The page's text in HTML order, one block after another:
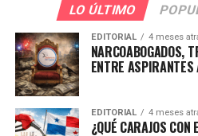
LO ÚLTIMO
EDITORIAL 4 meses
NARCOABOGADOS,
ENTRE ASPIRANTES
EDITORIAL 4 meses
¿QUÉ CARAJOS